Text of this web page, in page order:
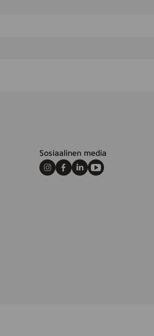
Sosiaalinen media
Instagram
Facebook
LinkedInYoutube